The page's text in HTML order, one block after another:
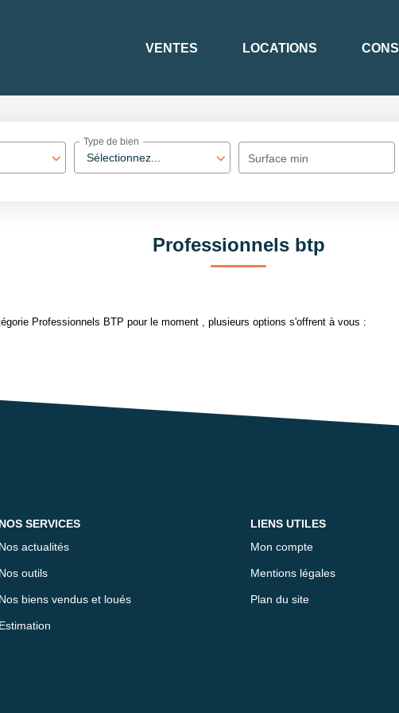
VENTES LOCATIONS
Sélectionnez...
Type de bien
Surface min
Professionnels btp
Professionnels BTP pour le moment , plusieurs options s'offrent à vous :
NOS SERVICES
Nos actualités
Nos outils
Nos biens vendus et loués
Estimation
LIENS UTILES
Mon compte
Mentions légales
Plan du site